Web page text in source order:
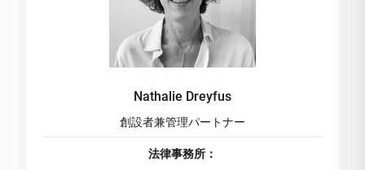
Nathalie Dreyfus
創設者兼管理パートナー
法律事務所：